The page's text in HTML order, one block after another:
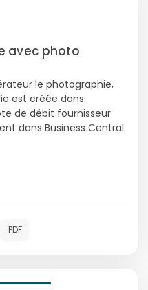
avec photo
le photographie,
est créée dans
de débit fournisseur
dans Business Central
PDF